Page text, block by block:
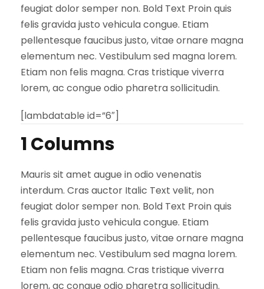
feugiat dolor semper non. Bold Text Proin quis
felis gravida justo vehicula congue. Etiam
pellentesque faucibus justo, vitae ornare magna
elementum nec. Vestibulum sed magna lorem.
Etiam non felis magna. Cras tristique viverra
lorem, ac congue odio pharetra sollicitudin.
[lambdatable id=”6″]
1 Columns
Mauris sit amet augue in odio venenatis
interdum. Cras auctor Italic Text velit, non
feugiat dolor semper non. Bold Text Proin quis
felis gravida justo vehicula congue. Etiam
pellentesque faucibus justo, vitae ornare magna
elementum nec. Vestibulum sed magna lorem.
Etiam non felis magna. Cras tristique viverra
lorem, ac congue odio pharetra sollicitudin.